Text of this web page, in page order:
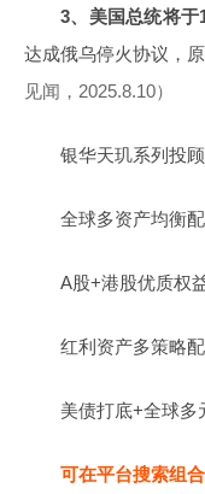
3、美国总统将
达成俄乌停火协议，
见闻，2025.8.10）
银华天玑系列投顾
全球多资产均衡配
A股+港股优质权
红利资产多策略配
美债打底+全球多
可在平台搜索组